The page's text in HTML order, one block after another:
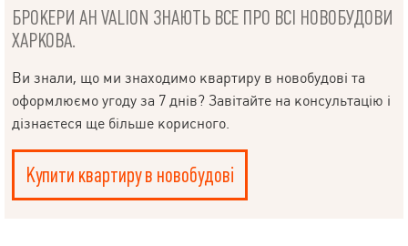
БРОКЕРИ АН VALION ЗНАЮТЬ ВСЕ ПРО ВСІ НОВОБУДОВИ
ХАРКОВА.
Ви знали, що ми знаходимо квартиру в новобудові та
оформлюємо угоду за 7 днів? Завітайте на консультацію і
дізнаєтеся ще більше корисного.
Купити квартиру в новобудові